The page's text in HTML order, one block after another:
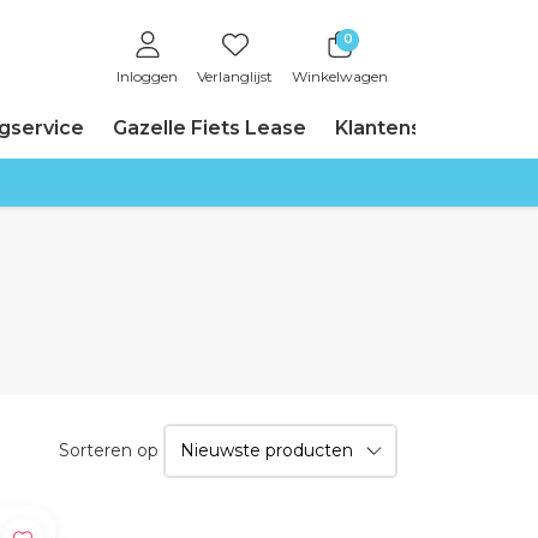
Inloggen Verlanglijst
0
Winkelwagen
Gazelle Fiets Lease Klantenservice
Sorteren op